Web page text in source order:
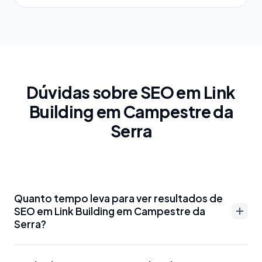
Dúvidas sobre SEO em Link
Building em Campestre da
Serra
Quanto tempo leva para ver resultados de
SEO em Link Building em Campestre da
Serra?